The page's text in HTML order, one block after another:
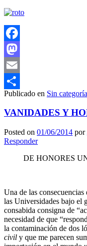
Facebook
Mastodon
Email
Compartir
Publicado en Sin categoría
VANIDADES Y
Posted on 01/06/2014 por
Responder
DE HONORES
Una de las
las Universidades bajo el
consabida consigna de
necesidad de que
la contaminación de dos
civil y que me parecen